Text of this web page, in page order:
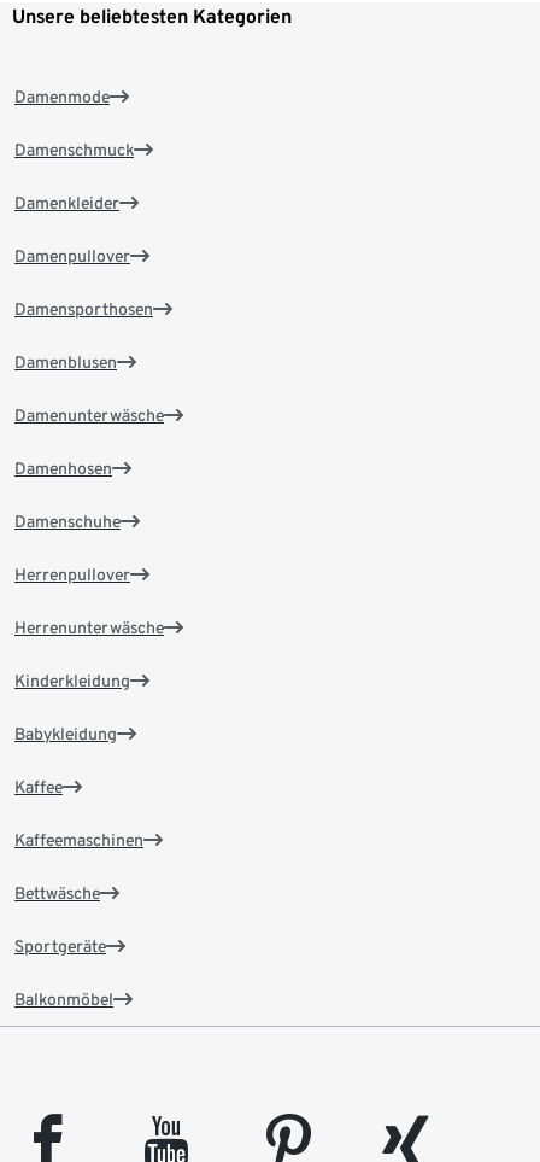
Unsere beliebtesten Kategorien
Damenmode
Damenschmuck
Damenkleider
Damenpullover
Damensporthosen
Damenblusen
Damenunterwäsche
Damenhosen
Damenschuhe
Herrenpullover
Herrenunterwäsche
Kinderkleidung
Babykleidung
Kaffee
Kaffeemaschinen
Bettwäsche
Sportgeräte
Balkonmöbel
facebook youtube pinterest
xing